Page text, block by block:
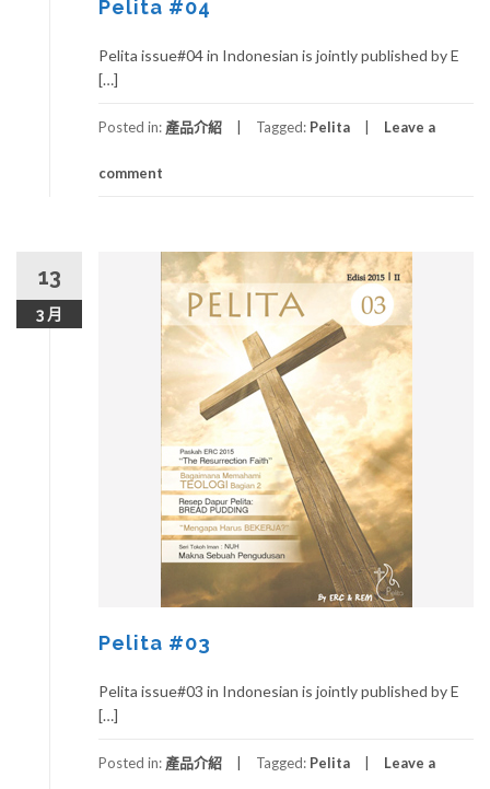
Pelita #04
Pelita issue#04 in Indonesian is jointly published by E
[…]
Posted in: 產品介紹 Tagged: Pelita Leave a
comment
13
3 月
Pelita #03
Pelita issue#03 in Indonesian is jointly published by E
[…]
Posted in: 產品介紹 Tagged: Pelita Leave a